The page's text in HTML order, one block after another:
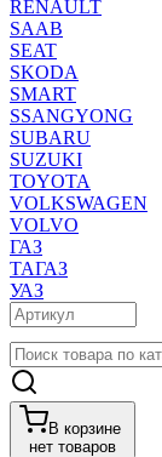
RENAULT
SAAB
SEAT
SKODA
SMART
SSANGYONG
SUBARU
SUZUKI
TOYOTA
VOLKSWAGEN
VOLVO
ГАЗ
ТАГАЗ
УАЗ
В корзине
нет товаров